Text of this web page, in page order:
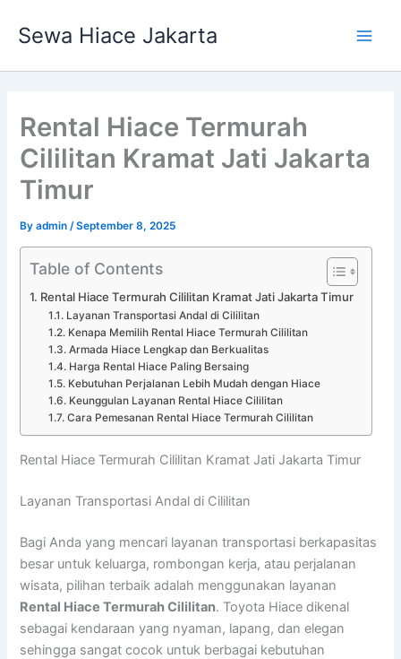
Sewa Hiace Jakarta
Rental Hiace Termurah
Cililitan Kramat Jati Jakarta
Timur
Byadmin /September 8, 2025
Table of Contents
Rental Hiace Termurah Cililitan Kramat Jati Jakarta Timur
Layanan Transportasi Andal di Cililitan
Kenapa Memilih Rental Hiace Termurah Cililitan
Armada Hiace Lengkap dan Berkualitas
Harga Rental Hiace Paling Bersaing
Kebutuhan Perjalanan Lebih Mudah dengan Hiace
Keunggulan Layanan Rental Hiace Cililitan
Cara Pemesanan Rental Hiace Termurah Cililitan
Rental Hiace Termurah Cililitan Kramat Jati Jakarta Timur
Layanan Transportasi Andal di Cililitan
Bagi Anda yang mencari layanan transportasi berkapasitas
besar untuk keluarga, rombongan kerja, atau perjalanan
wisata, pilihan terbaik adalah menggunakan layanan
Rental Hiace Termurah Cililitan. Toyota Hiace dikenal
sebagai kendaraan yang nyaman, lapang, dan elegan
sehingga sangat cocok untuk berbagai kebutuhan